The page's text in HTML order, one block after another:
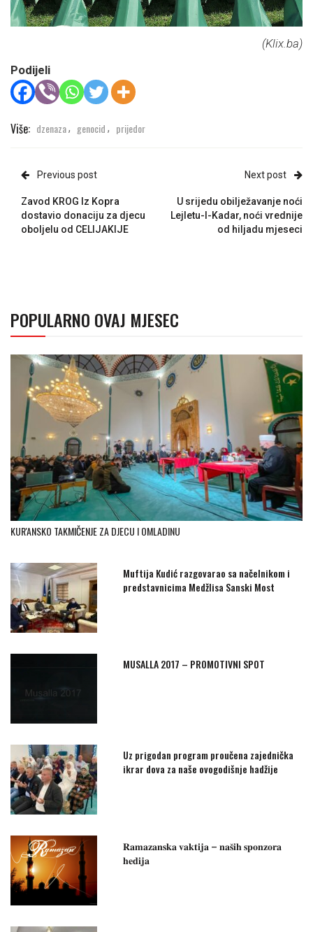
(Klix.ba)
Podijeli
Više: dzenaza, genocid , prijedor
Previous post
Zavod KROG Iz Kopra
dostavio donaciju za djecu
oboljelu od CELIJAKIJE
Next post
U srijedu obilježavanje noći
Lejletu-l-Kadar, noći vrednije
od hiljadu mjeseci
POPULARNO OVAJ MJESEC
KUR'ANSKO TAKMIČENJE ZA DJECU I OMLADINU
Muftija Kudić razgovarao sa načelnikom i
predstavnicima Medžlisa Sanski Most
MUSALLA 2017 – PROMOTIVNI SPOT
Uz prigodan program proučena zajednička
ikrar dova za naše ovogodišnje hadžije
𝐑𝐚𝐦𝐚𝐳𝐚𝐧𝐬𝐤𝐚 𝐯𝐚𝐤𝐭𝐢𝐣𝐚 – 𝐧𝐚𝐬̌𝐢𝐡 𝐬𝐩𝐨𝐧𝐳𝐨𝐫𝐚
𝐡𝐞𝐝𝐢𝐣𝐚